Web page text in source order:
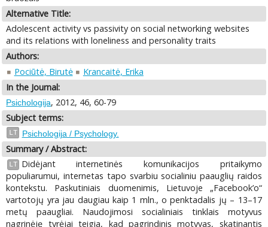
Alternative Title:
Adolescent activity vs passivity on social networking websites
and its relations with loneliness and personality traits
Authors:
Pociūtė, Birutė
Krancaitė, Erika
In the Journal:
Psichologija, 2012, 46, 60-79
Subject terms:
LT Psichologija / Psychology.
Summary / Abstract:
LT
Didėjant internetinės komunikacijos pritaikymo
populiarumui, internetas tapo svarbiu socialiniu paauglių raidos
kontekstu. Paskutiniais duomenimis, Lietuvoje „Facebook’o“
vartotojų yra jau daugiau kaip 1 mln., o penktadalis jų – 13–17
metų paaugliai. Naudojimosi socialiniais tinklais motyvus
nagrinėję tyrėjai teigia, kad pagrindinis motyvas, skatinantis